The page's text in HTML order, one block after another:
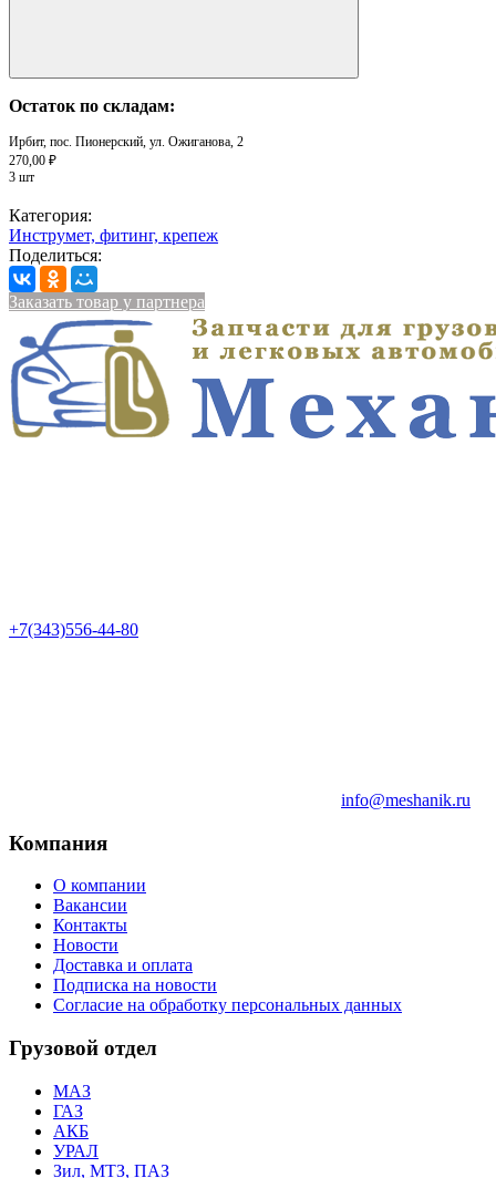
Остаток по складам:
Ирбит, пос. Пионерский, ул. Ожиганова, 2
270,00 ₽
3 шт
Категория:
Инструмет, фитинг, крепеж
Поделиться:
Заказать товар у партнера
+7(343)556-44-80
info@meshanik.ru
Компания
О компании
Вакансии
Контакты
Новости
Доставка и оплата
Подписка на новости
Согласие на обработку персональных данных
Грузовой отдел
МАЗ
ГАЗ
АКБ
УРАЛ
Зил, МТЗ, ПАЗ